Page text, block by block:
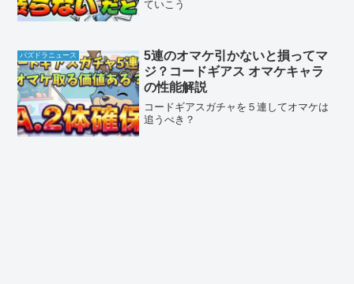
ていこう
パズドラニュース
5連のオマケ引かないと損ってマ
ジ？コードギアス オマケキャラ
の性能解説
コードギアスガチャを５連してオマケは
追うべき？